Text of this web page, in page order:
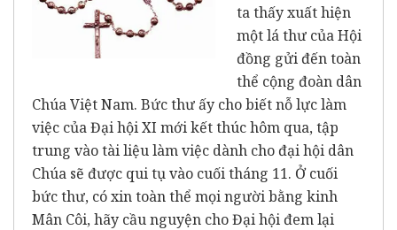
ta thấy xuất hiện
một lá thư của Hội
đồng gửi đến toàn
thể cộng đoàn dân
Chúa Việt Nam. Bức thư ấy cho biết nỗ lực làm
việc của Đại hội XI mới kết thúc hôm qua, tập
trung vào tài liệu làm việc dành cho đại hội dân
Chúa sẽ được qui tụ vào cuối tháng 11. Ở cuối
bức thư, có xin toàn thể mọi người bằng kinh
Mân Côi, hãy cầu nguyện cho Đại hội đem lại